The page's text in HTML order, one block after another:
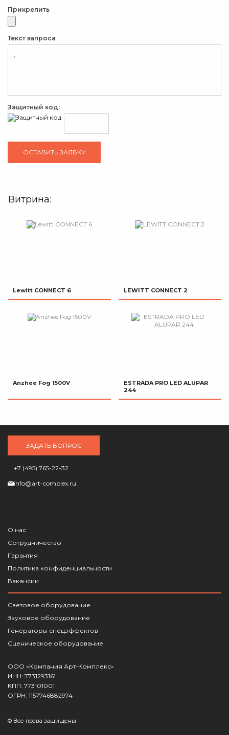
Прикрепить
Текст запроса
Защитный код:
Витрина:
Lewitt CONNECT 6 LEWITT CONNECT 2
Anzhee Fog 1500V
ESTRADA PRO LED ALUPAR
244
ЗАДАТЬ ВОПРОС
+7 (495) 765-22-32
info@art-complex.ru
О нас
Сотрудничество
Гарантия
Политика конфиденциальности
Вакансии
Световое оборудование
Звуковое оборудование
Генераторы спецэффектов
Сценическое оборудование
ООО «Компания Арт-Комплекс»
ИНН: 7731293161
КПП: 773101001
ОГРН: 1157746882974
© Все права защищены